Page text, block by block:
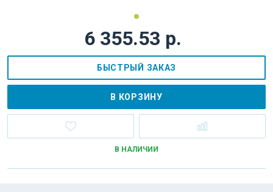
6 355.53 р.
БЫСТРЫЙ ЗАКАЗ
В КОРЗИНУ
В НАЛИЧИИ